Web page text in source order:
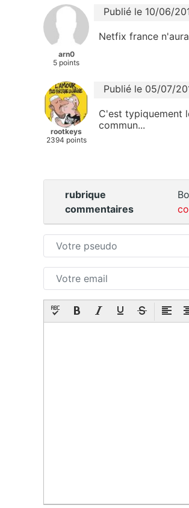
arn0
5 points
Publié le 10/06/
Netfix france
rootkeys
2394 points
Publié le 05/07/
C'est typiquement
commun...
rubrique
commentaires